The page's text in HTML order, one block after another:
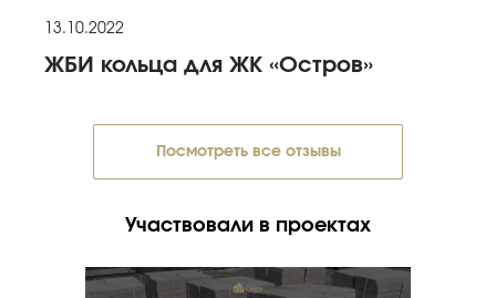
13.10.2022
ЖБИ кольца для ЖК «Остров»
Посмотреть все отзывы
Участвовали в проектах